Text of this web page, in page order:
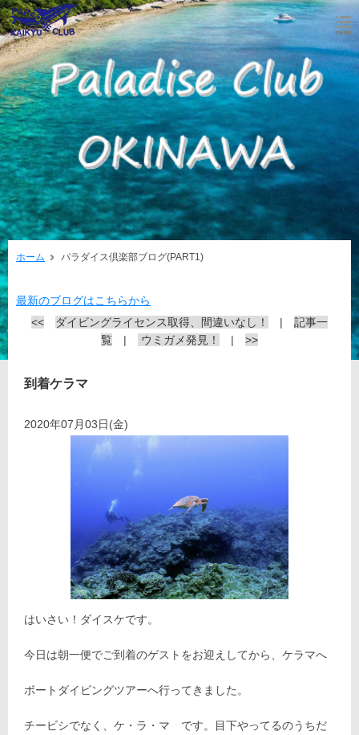
ホーム パラダイス倶楽部ブログ(PART1)
最新のブログはこちらから
<<
ダイビングライセンス取得、間違いなし！ | 記事一
覧 | ウミガメ発見！ | >>
到着ケラマ
2020年07月03日(金)
はいさい！ダイスケです。
今日は朝一便でご到着のゲストをお迎えしてから、ケラマへ
ボートダイビングツアーへ行ってきました。
チービシでなく、ケ・ラ・マ です。目下やってるのうちだ